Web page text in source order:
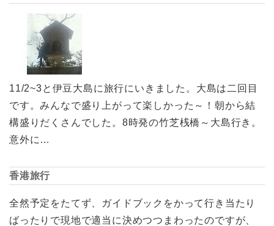
11/2~3と伊豆大島に旅行にいきました。大島は二回目
です。みんなで盛り上がって楽しかった～！朝から結
構盛りだくさんでした。8時発の竹芝桟橋～大島行き。
意外に…
香港旅行
全然予定をたてず、ガイドブックをかって行き当たり
ばったりで現地で適当に決めつつまわったのですが、